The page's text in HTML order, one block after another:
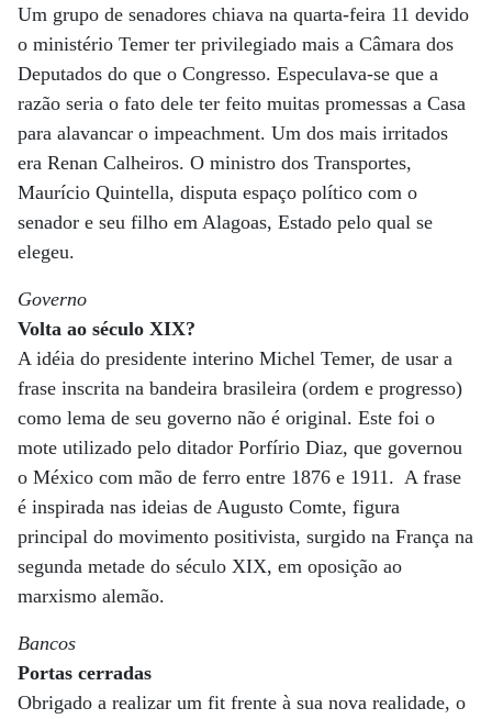
Um grupo de senadores chiava na quarta-feira 11 devido
o ministério Temer ter privilegiado mais a Câmara dos
Deputados do que o Congresso. Especulava-se que a
razão seria o fato dele ter feito muitas promessas a Casa
para alavancar o impeachment. Um dos mais irritados
era Renan Calheiros. O ministro dos Transportes,
Maurício Quintella, disputa espaço político com o
senador e seu filho em Alagoas, Estado pelo qual se
elegeu.
Governo
Volta ao século XIX?
A idéia do presidente interino Michel Temer, de usar a
frase inscrita na bandeira brasileira (ordem e progresso)
como lema de seu governo não é original. Este foi o
mote utilizado pelo ditador Porfírio Diaz, que governou
o México com mão de ferro entre 1876 e 1911. A frase
é inspirada nas ideias de Augusto Comte, figura
principal do movimento positivista, surgido na França na
segunda metade do século XIX, em oposição ao
marxismo alemão.
Bancos
Portas cerradas
Obrigado a realizar um fit frente à sua nova realidade, o